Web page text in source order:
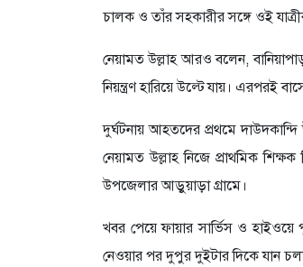
চালক ও তাঁর সহকারীর সঙ্গে ওই
নেয়ামত উল্লাহ আরও বলেন,
নিয়ন্ত্রণ হারিয়ে উল্টে যায়। এরপরই
দুর্ঘটনায় আহতদের প্রথমে
নেয়ামত উল্লাহ নিজে প্রাথমিক
উপজেলার আড়ুয়াড়া গ্রামে।
খবর পেয়ে ফায়ার সার্ভিস ও
নেওয়ার পর দুপুর দুইটার দিকে যান